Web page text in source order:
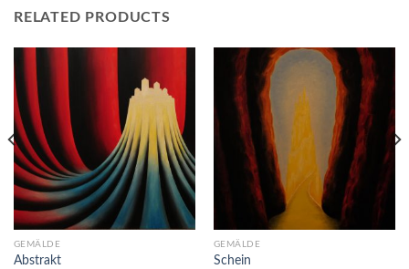
RELATED PRODUCTS
GEMÄLDE
Abstrakt
GEMÄLDE
Schein